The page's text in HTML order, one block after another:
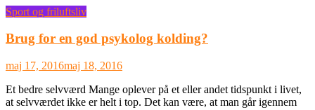
Sport og friluftsliv
Brug for en god psykolog kolding?
maj 17, 2016maj 18, 2016
Et bedre selvværd Mange oplever på et eller andet tidspunkt i livet,
at selvværdet ikke er helt i top. Det kan være, at man går igennem